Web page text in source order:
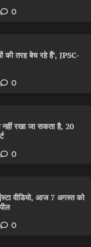
0
की तरह बेच रहे हैं’, JPSC-
0
नहीं रखा जा सकता है, 20
0
वीडियो, आज 7 अगस्त को
0